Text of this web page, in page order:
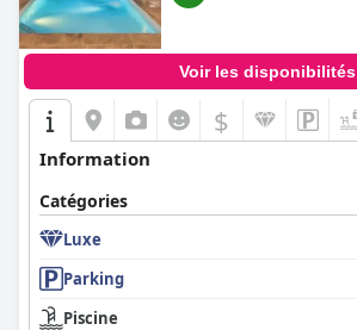
Voir les disponibilités
$
Information
Catégories
Luxe
Parking
Piscine